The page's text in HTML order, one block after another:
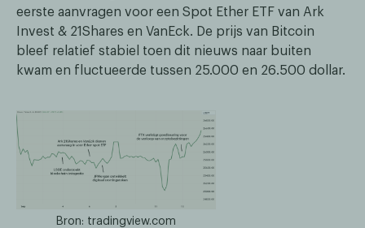
eerste aanvragen voor een Spot Ether ETF van Ark
Invest & 21Shares en VanEck. De prijs van Bitcoin
bleef relatief stabiel toen dit nieuws naar buiten
kwam en fluctueerde tussen 25.000 en 26.500 dollar.
Bron: tradingview.com